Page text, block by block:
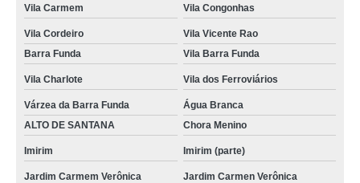
serviço foto lembrança preço Jardim Fonte do Morumbi
serviço de foto lembrança Barueri
serviço de foto lembrança preço Jardim Guanandi
foto lembrança em Guarulhos Horto Florestal
valor de foto lembrança para eventos corporativos Reserva Biológica Alto de
empresa que faz foto lembrança na Grande SP Santana
Vila Carmem Vila Congonhas
Vila Cordeiro
Vila Vicente Rao
Barra Funda
Vila Barra Funda
Vila Charlote Vila dos Ferroviários
Várzea da Barra Funda
Água Branca
ALTO DE SANTANA
Chora Menino
Imirim Imirim (parte)
Jardim Carmem Verônica Jardim Carmen Verônica